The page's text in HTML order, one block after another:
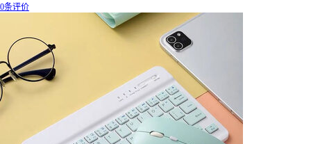
0条评价